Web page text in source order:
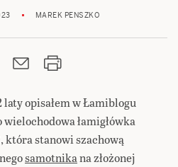
MAREK PENSZKO
laty opisałem w Łamiblogu
wielochodowa łamigłówka
która stanowi szachową
samotnikana złożonej